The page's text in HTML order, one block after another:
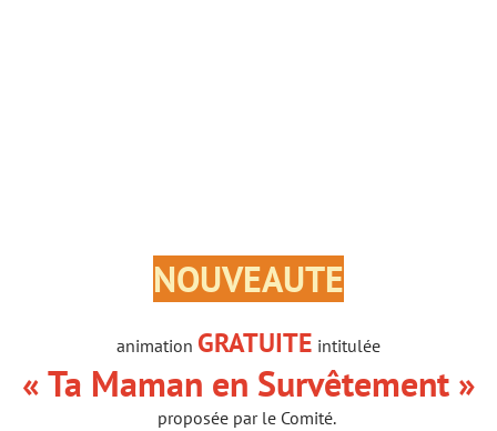
NOUVEAUTE
animation GRATUITE intitulée
« Ta Maman en Survêtement »
proposée par le Comité.